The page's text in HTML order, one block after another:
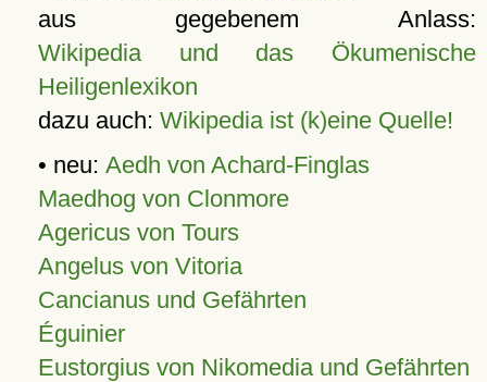
aus gegebenem Anlass:
Wikipedia und das Ökumenische
Heiligenlexikon
dazu auch: Wikipedia ist (k)eine Quelle!
• neu: Aedh von Achard-Finglas
Maedhog von Clonmore
Agericus von Tours
Angelus von Vitoria
Cancianus und Gefährten
Éguinier
Eustorgius von Nikomedia und Gefährten